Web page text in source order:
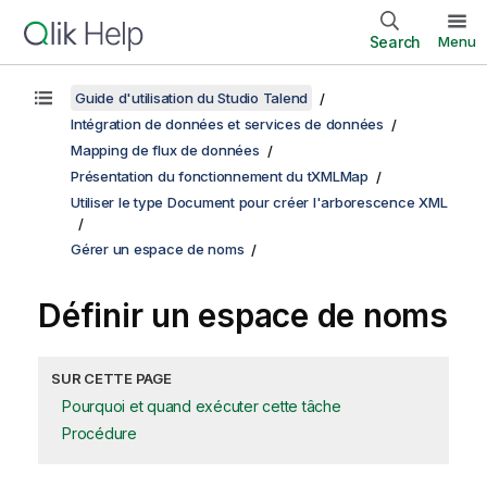
Search Menu
Guide d'utilisation du Studio Talend
Intégration de données et services de données
Mapping de flux de données
Présentation du fonctionnement du tXMLMap
Utiliser le type Document pour créer l'arborescence XML
Gérer un espace de noms
Définir un espace de noms
SUR CETTE PAGE
Pourquoi et quand exécuter cette tâche
Procédure